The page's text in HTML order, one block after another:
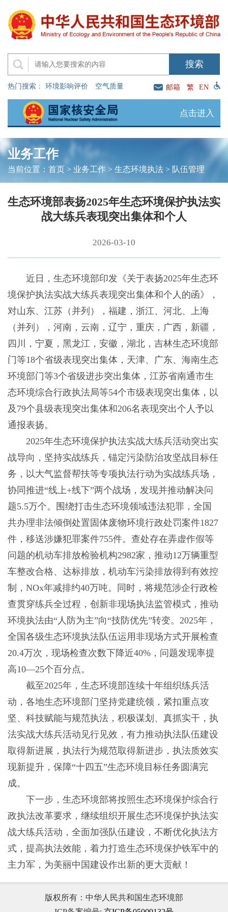
热门搜索： 环境影响评价 空气质量 邮箱 繁 EN
点击进入
业务工作
当前位置： 首页> 业务工作> 生态环境执法> 队伍管理
生态环境部表扬2025年生态环境保护执法实
战大练兵表现突出集体和个人
2026-03-10
近日，生态环境部印发《关于表扬2025年生态环
境保护执法实战大练兵表现突出集体和个人的函》，
对山东、江苏（并列），福建，浙江、河北、上海
（并列），河南，云南，辽宁，重庆，广西，新疆，
四川，宁夏，黑龙江，安徽，湖北，吉林生态环境部
门等18个省级表现突出集体，天津、广东、海南生态
环境部门等3个省级进步突出集体，江苏省南通市生
态环境综合行政执法局等54个市级表现突出集体，以
及79个县级表现突出集体和206名表现突出个人予以
通报表扬。
2025年生态环境保护执法实战大练兵活动突出实
战导向，坚持实战练兵，锚定污染防治攻坚战目标任
务，以大气监督帮扶等专项执法行动为实战练兵场，
协同推进“线上+线下”两个战场，发现并推动解决问
题5.5万个。围绕打击生态环境领域违法犯罪，全国
共办理非法倾倒处置固体废物环境行政处罚案件1827
件，移送涉嫌犯罪案件755件。查处存在弄虚作假等
问题的机动车排放检验机构2982家，推动12万辆重型
车整改合格、达标排放，机动车污染排放得到有效控
制，NOx年减排约40万吨。同时，将规范涉企行政检
查贯穿练兵全过程，创新非现场执法监管模式，推动
环境执法由“人防为主”向“技防优先”转变。2025年，
全国各级生态环境执法队伍运用非现场方式开展检查
20.4万次，现场检查次数下降近40%，问题发现率提
高10—25个百分点。
截至2025年，生态环境部连续十年组织练兵活
动，各地生态环境部门坚持党建统领，紧扣重点攻
坚、科技赋能与规范执法，积极谋划、真抓实干，执
法实战大练兵活动见行见效，有力推动执法队伍建设
取得新进展，执法行为规范取得新进步，执法质效实
现新提升，保障“十四五”生态环境目标任务圆满完
成。
下一步，生态环境部将按照生态环境保护综合行
政执法改革要求，继续组织开展生态环境保护执法实
战大练兵活动，全面加强队伍建设，不断优化执法方
式，提高执法效能，着力打造生态环境保护铁军中的
主力军，为美丽中国建设作出新的更大贡献！
版权所有：中华人民共和国生态环境部